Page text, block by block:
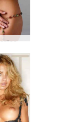
Lizas Marijas zelts